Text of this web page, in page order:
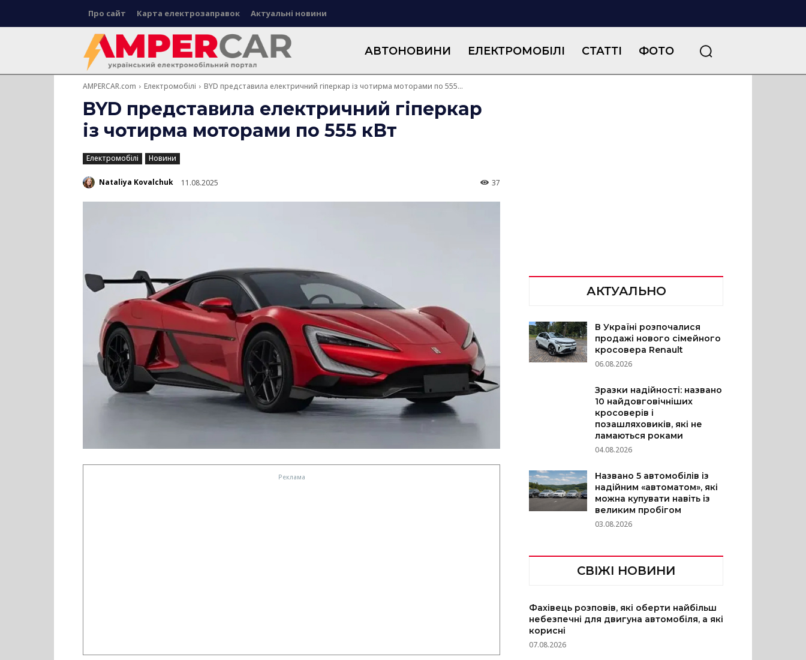
Про сайт Карта електрозаправок Актуальні новини
АВТОНОВИНИ ЕЛЕКТРОМОБІЛІ СТАТТІ ФОТО
AMPERCAR.com Електромобілі BYD представила електричний гіперкар із чотирма моторами по 555...
BYD представила електричний гіперкар
із чотирма моторами по 555 кВт
Електромобілі Новини
Nataliya Kovalchuk 11.08.2025 37
АКТУАЛЬНО
В Україні розпочалися
продажі нового сімейного
кросовера Renault
06.08.2026
Зразки надійності: названо
10 найдовговічніших
кросоверів і
позашляховиків, які не
ламаються роками
04.08.2026
Названо 5 автомобілів із
надійним «автоматом», які
можна купувати навіть із
великим пробігом
03.08.2026
СВІЖІ НОВИНИ
Фахівець розповів, які оберти найбільш
небезпечні для двигуна автомобіля, а які
корисні
07.08.2026